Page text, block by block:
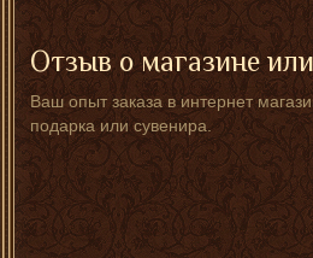
Отзыв о магазине
Ваш опыт заказа в интернет
подарка или сувенира.